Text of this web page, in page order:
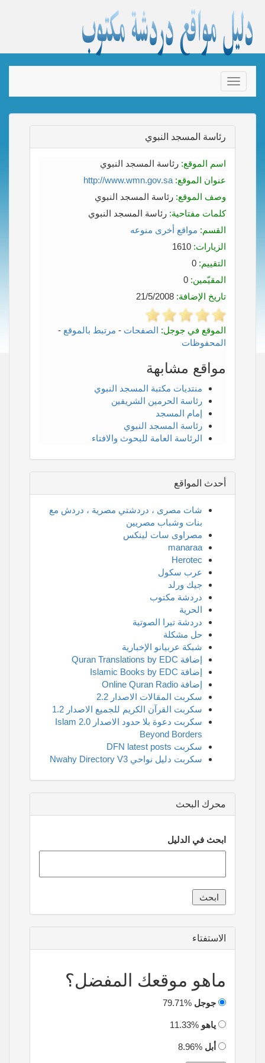
Toggle
navigation
رئاسة المسجد النبوي
اسم الموقع: رئاسة المسجد النبوي
عنوان الموقع: http://www.wmn.gov.sa
وصف الموقع: رئاسة المسجد النبوي
كلمات مفتاحية: رئاسة المسجد النبوي
القسم: مواقع أخرى منوعه
الزيارات:
التقييم:
المقيّمين:
تاريخ الإضافة:
الموقع في جوجل: الصفحات - مرتبط بالموقع -
المحفوظات
مواقع مشابهة
منتديات مكتبة المسجد النبوي
رئاسة الحرمين الشريفين
إمام المسجد
رئاسة المسجد النبوي
الرئاسة العامة للبحوث والافتاء
أحدث المواقع
شات مصرى ، دردشتي مصرية ، دردش مع
بنات وشباب مصريين
مصراوى سات لينكس
manaraa
Herotec
عرب سكول
جيك ورلد
دردشة مكتوب
الحرية
دردشة تيرا الصوتية
حل مشكلة
شبكة عربيانو الإخبارية
إضافة Quran Translations by EDC
إضافة Islamic Books by EDC
إضافة Online Quran Radio
سكربت المقالات الاصدار 2.2
سكربت القرآن الكريم للجميع الاصدار 1.2
سكربت دعوة بلا حدود الاصدار 2.0 Islam
Beyond Borders
سكربت DFN latest posts
سكربت دليل نواحي Nwahy Directory V3
محرك البحث
ابحث في الدليل
الاستفتاء
ماهو موقعك المفضل؟
جوجل
ياهو
أبل